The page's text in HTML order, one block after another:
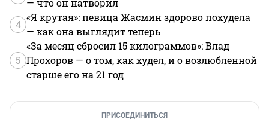
— что он натворил
4
«Я крутая»: певица Жасмин здорово похудела
— как она выглядит теперь
5
«За месяц сбросил 15 килограммов»: Влад
Прохоров — о том, как худел, и о возлюбленной
старше его на 21 год
ПРИСОЕДИНИТЬСЯ